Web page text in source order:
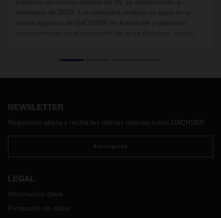
tractores del mismo modelo de H2 se incorporarán a
mediados de 2027. Los vehículos tendrán su base en el
centro logístico de DACHSER en Karlsruhe y operarán
NEWSLETTER
Regístrese ahora y reciba las últimas noticias sobre DACHSER
Suscripción
LEGAL
Información clave
Protección de datos